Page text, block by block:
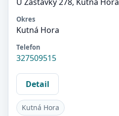
Okres
Kutná Hora
Telefon
327509515
Detail
Kutná Hora